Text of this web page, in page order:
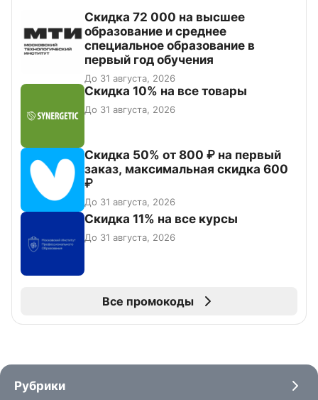
Скидка 72 000 на высшее
образование и среднее
специальное образование в
первый год обучения
До 31 августа, 2026
Скидка 10% на все товары
До 31 августа, 2026
Скидка 50% от 800 ₽ на первый
заказ, максимальная скидка 600
₽
До 31 августа, 2026
Скидка 11% на все курсы
До 31 августа, 2026
Все промокоды
Рубрики